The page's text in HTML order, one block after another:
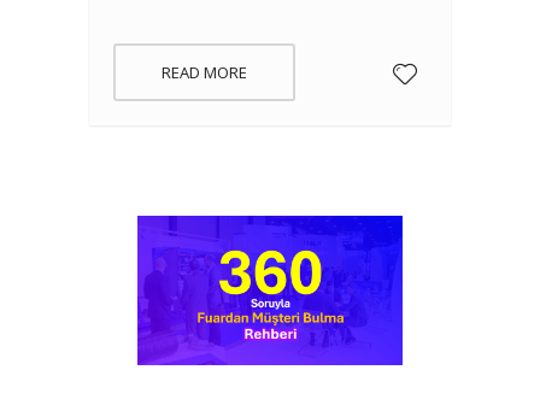
READ MORE